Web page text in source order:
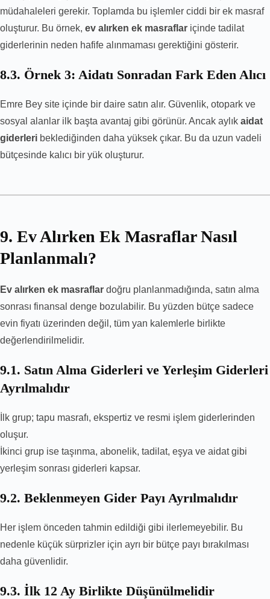
müdahaleleri gerekir. Toplamda bu işlemler ciddi bir ek masraf
oluşturur. Bu örnek, ev alırken ek masraflar içinde tadilat
giderlerinin neden hafife alınmaması gerektiğini gösterir.
8.3. Örnek 3: Aidatı Sonradan Fark Eden Alıcı
Emre Bey site içinde bir daire satın alır. Güvenlik, otopark ve
sosyal alanlar ilk başta avantaj gibi görünür. Ancak aylık aidat
giderleri beklediğinden daha yüksek çıkar. Bu da uzun vadeli
bütçesinde kalıcı bir yük oluşturur.
9. Ev Alırken Ek Masraflar Nasıl
Planlanmalı?
Ev alırken ek masraflar doğru planlanmadığında, satın alma
sonrası finansal denge bozulabilir. Bu yüzden bütçe sadece
evin fiyatı üzerinden değil, tüm yan kalemlerle birlikte
değerlendirilmelidir.
9.1. Satın Alma Giderleri ve Yerleşim Giderleri
Ayrılmalıdır
İlk grup; tapu masrafı, ekspertiz ve resmi işlem giderlerinden
oluşur.
İkinci grup ise taşınma, abonelik, tadilat, eşya ve aidat gibi
yerleşim sonrası giderleri kapsar.
9.2. Beklenmeyen Gider Payı Ayrılmalıdır
Her işlem önceden tahmin edildiği gibi ilerlemeyebilir. Bu
nedenle küçük sürprizler için ayrı bir bütçe payı bırakılması
daha güvenlidir.
9.3. İlk 12 Ay Birlikte Düşünülmelidir